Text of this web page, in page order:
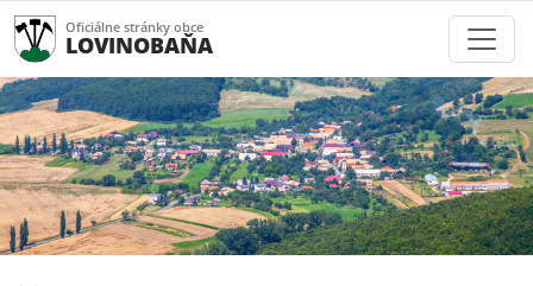
Oficiálne stránky obce
LOVINOBAŇA